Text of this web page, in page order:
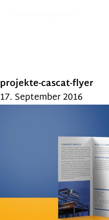
projekte-cascat-flyer
17. September 2016